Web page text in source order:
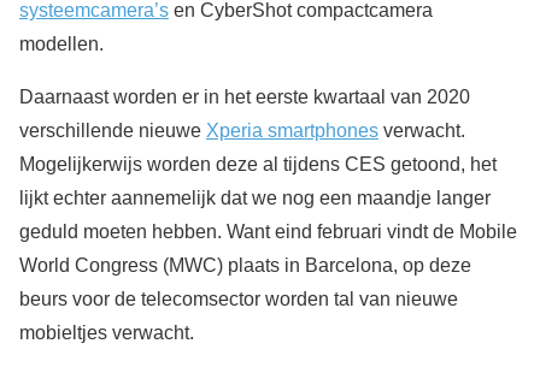
systeemcamera’s en CyberShot compactcamera
modellen.
Daarnaast worden er in het eerste kwartaal van 2020
verschillende nieuwe Xperia smartphones verwacht.
Mogelijkerwijs worden deze al tijdens CES getoond, het
lijkt echter aannemelijk dat we nog een maandje langer
geduld moeten hebben. Want eind februari vindt de Mobile
World Congress (MWC) plaats in Barcelona, op deze
beurs voor de telecomsector worden tal van nieuwe
mobieltjes verwacht.